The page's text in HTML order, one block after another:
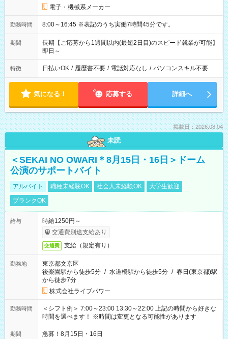
電子・機械系メーカー
勤務時間 8:00～16:45 ※表記のうち実働7時間45分です。
期間
長期【ご応募から1週間以内(最短2日目)のスピード就業が可能】
即日～
特徴 日払いOK / 履歴書不要 / 電話対応なし / パソコンスキル不要
気になる！ 応募する 詳細へ
掲載日：2026.08.04
未読
＜SEKAI NO OWARI＊8月15日・16日＞ドーム
公演のサポートバイト
アルバイト 職種未経験OK 社会人未経験OK
大学生歓迎
ブランクOK
給与
時給1250円～
交通費別途支給あり
交通費 支給（規定有り）
勤務地
東京都文京区
後楽園駅から徒歩5分 / 水道橋駅から徒歩5分 / 春日(東京都)駅
から徒歩7分
株式会社ライブパワー
勤務時間
＜シフト例＞ 7:00～23:00 13:30～22:00 上記の時間から好きな
時間を選べます！ ※時間は変更となる可能性があります
期間 急募！8月15日・16日